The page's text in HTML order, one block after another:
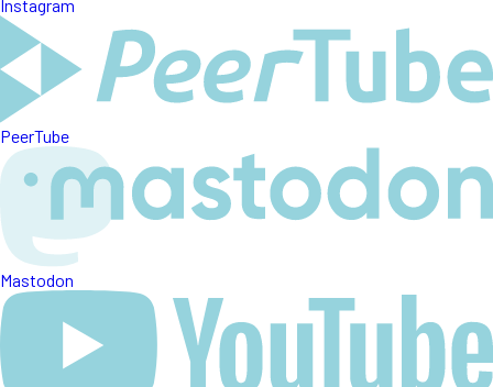
Instagram
PeerTube
Mastodon